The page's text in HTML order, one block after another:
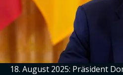
18. August 2025: Präsident